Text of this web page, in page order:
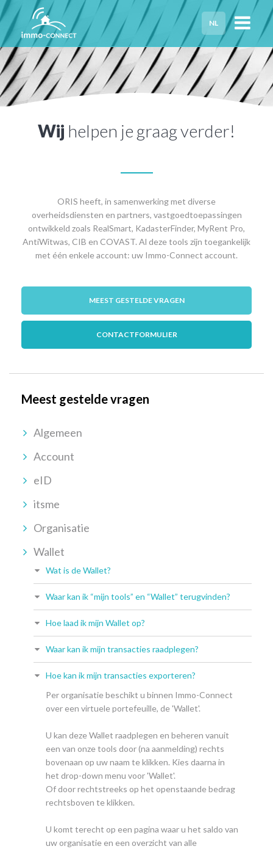
NL
HOME
PRIVACY
Wij helpen je graag verder!
ORIS heeft, in samenwerking met diverse
overheidsdiensten en partners, vastgoedtoepassingen
ontwikkeld zoals RealSmart, KadasterFinder, MyRent Pro,
AntiWitwas, CIB en COVAST. Al deze tools zijn toegankelijk
met één enkele account: uw Immo-Connect account.
MEEST GESTELDE VRAGEN
CONTACTFORMULIER
Meest gestelde vragen
Algemeen
Account
eID
itsme
Organisatie
Wallet
Wat is de Wallet?
Waar kan ik “mijn tools” en “Wallet” terugvinden?
Hoe laad ik mijn Wallet op?
Waar kan ik mijn transacties raadplegen?
Hoe kan ik mijn transacties exporteren?
Per organisatie beschikt u binnen Immo-Connect
over een virtuele portefeuille, de 'Wallet'.
U kan deze Wallet raadplegen en beheren vanuit
een van onze tools door (na aanmelding) rechts
bovenaan op uw naam te klikken. Kies daarna in
het drop-down menu voor 'Wallet'.
Of door rechtstreeks op het openstaande bedrag
rechtsboven te klikken.
U komt terecht op een pagina waar u het saldo van
uw organisatie en een overzicht van alle